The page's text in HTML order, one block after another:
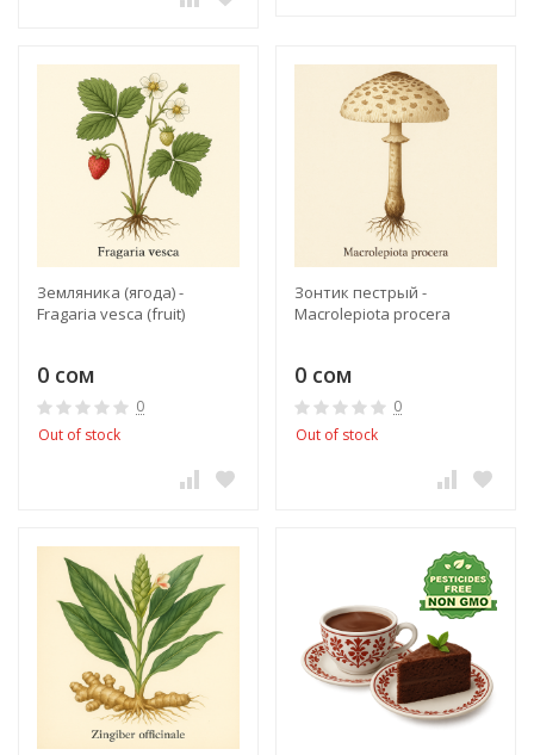
Земляника (ягода) -
Fragaria vesca (fruit)
0 сом
0
Out of stock
Зонтик пестрый -
Macrolepiota procera
0 сом
0
Out of stock